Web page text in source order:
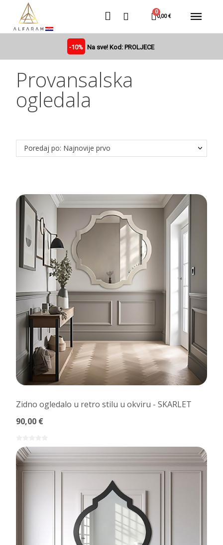
0,00 €
-10% Na sve! Kod: PROLJECE
Provansalska
ogledala
Poredaj po: Najnovije prvo
Zidno ogledalo u retro stilu u okviru - SKARLET
90,00 €